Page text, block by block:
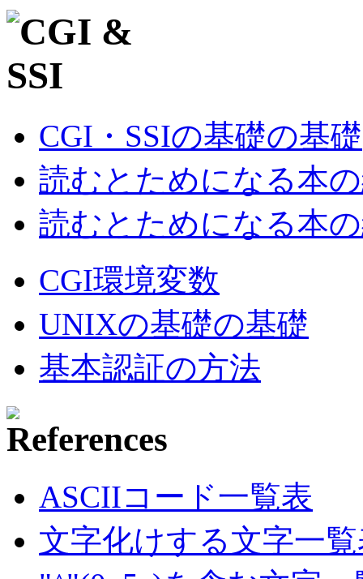
CGI・SSIの基礎の基礎
読むとためになる本
読むとためになる本
CGI環境変数
UNIXの基礎の基礎
基本認証の方法
ASCIIコード一覧表
文字化けする文字一